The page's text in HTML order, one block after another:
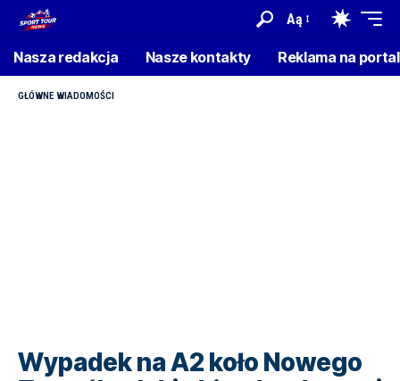
Aą
Nasza redakcja Nasze kontakty Reklama na
GŁÓWNE WIADOMOŚCI
Wypadek na A2 koło Nowego